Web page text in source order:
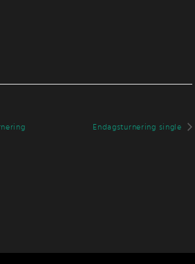
Endagsturnering single